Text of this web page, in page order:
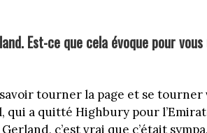
Est-ce que cela évoque pour
tourner la page et se tourner
qui a quitté Highbury pour
c’est vrai que c’était